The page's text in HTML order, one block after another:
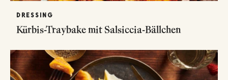
DRESSING
Kürbis-Traybake mit Salsiccia-Bällchen